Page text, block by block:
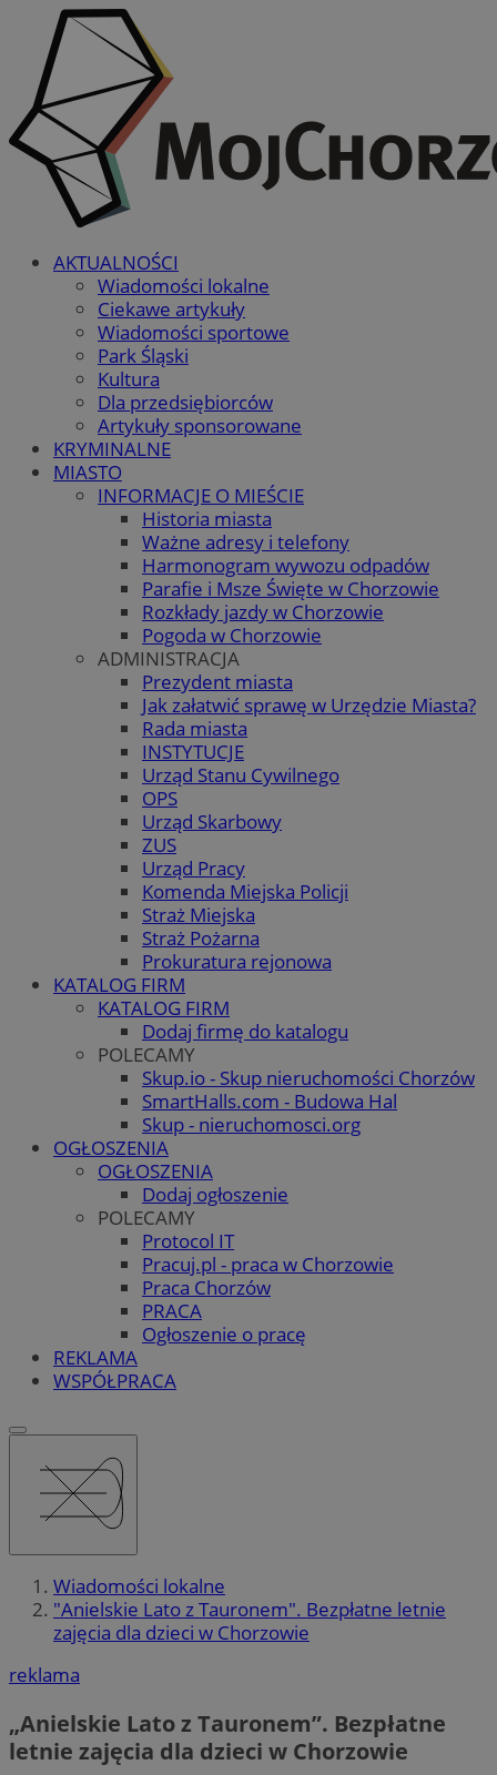
AKTUALNOŚCI
Wiadomości lokalne
Ciekawe artykuły
Wiadomości sportowe
Park Śląski
Kultura
Dla przedsiębiorców
Artykuły sponsorowane
KRYMINALNE
MIASTO
INFORMACJE O MIEŚCIE
Historia miasta
Ważne adresy i telefony
Harmonogram wywozu odpadów
Parafie i Msze Święte w Chorzowie
Rozkłady jazdy w Chorzowie
Pogoda w Chorzowie
ADMINISTRACJA
Prezydent miasta
Jak załatwić sprawę w Urzędzie Miasta?
Rada miasta
INSTYTUCJE
Urząd Stanu Cywilnego
OPS
Urząd Skarbowy
ZUS
Urząd Pracy
Komenda Miejska Policji
Straż Miejska
Straż Pożarna
Prokuratura rejonowa
KATALOG FIRM
KATALOG FIRM
Dodaj firmę do katalogu
POLECAMY
Skup.io - Skup nieruchomości Chorzów
SmartHalls.com - Budowa Hal
Skup - nieruchomosci.org
OGŁOSZENIA
OGŁOSZENIA
Dodaj ogłoszenie
POLECAMY
Protocol IT
Pracuj.pl - praca w Chorzowie
Praca Chorzów
PRACA
Ogłoszenie o pracę
REKLAMA
WSPÓŁPRACA
Wiadomości lokalne
"Anielskie Lato z Tauronem". Bezpłatne letnie
zajęcia dla dzieci w Chorzowie
reklama
„Anielskie Lato z Tauronem”. Bezpłatne
letnie zajęcia dla dzieci w Chorzowie